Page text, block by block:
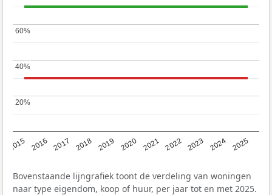
2015 2016 2017 2018 2019 2020 2021 2022 2023 2024 2025
20%
20%
40%
40%
60%
60%
Bovenstaande lijngrafiek toont de verdeling van woningen
naar type eigendom, koop of huur, per jaar tot en met 2025.